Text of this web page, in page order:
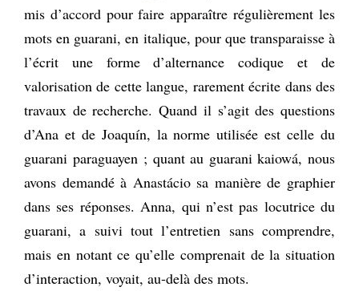
mis d’accord pour faire apparaître régulièrement les
mots en guarani, en italique, pour que transparaisse à
l’écrit une forme d’alternance codique et de
valorisation de cette langue, rarement écrite dans des
travaux de recherche. Quand il s’agit des questions
d’Ana et de Joaquín, la norme utilisée est celle du
guarani paraguayen ; quant au guarani kaiowá, nous
avons demandé à Anastácio sa manière de graphier
dans ses réponses. Anna, qui n’est pas locutrice du
guarani, a suivi tout l’entretien sans comprendre,
mais en notant ce qu’elle comprenait de la situation
d’interaction, voyait, au-delà des mots.